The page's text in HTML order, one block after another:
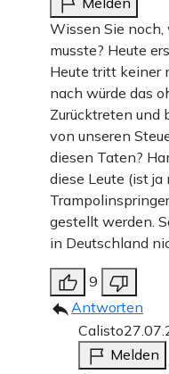
Wissen Sie noch,
musste? Heute
Heute tritt keiner
nach würde das
Zurücktreten und
von unseren
diesen Taten?
diese Leute (ist ja
gestellt werden.
in Deutschland
9
Antworten
Calisto
Melden